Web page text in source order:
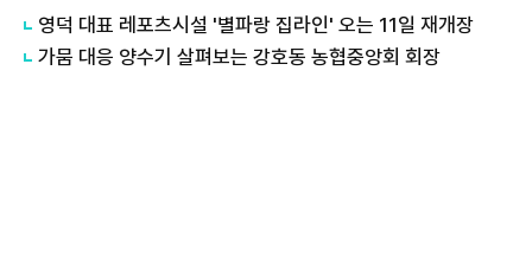
영덕 대표 레포츠시설 '별파랑 집라인' 오는 11일 재개장
가뭄 대응 양수기 살펴보는 강호동 농협중앙회 회장